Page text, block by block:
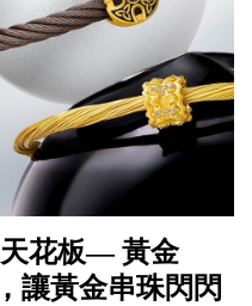
天花板— 黃金
讓黃金串珠閃閃